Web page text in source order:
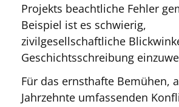
Projekts beachtliche Fehler
Beispiel ist es schwierig,
zivilgesellschaftliche
Geschichtsschreibung
Für das ernsthafte Bemühen,
Jahrzehnte umfassenden